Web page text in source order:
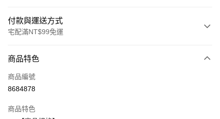
付款與運送方式
宅配滿NT$99免運
信用卡一次付款
信用卡分期付款
合作金庫商業銀行
超商取貨付款
商品特色
商品編號
8684878
商品特色